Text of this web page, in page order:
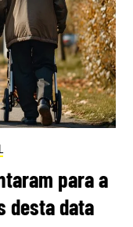
para a
desta data